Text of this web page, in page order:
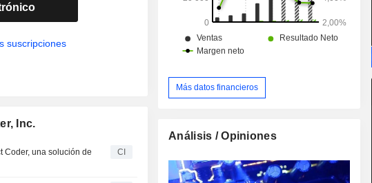
suscripciones
Inc.
Coder, una solución de
CI
líquida).
Más datos financieros
Análisis / Opiniones